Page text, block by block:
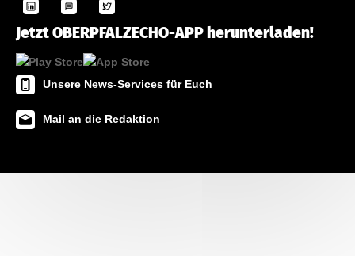
Jetzt OBERPFALZECHO-APP herunterladen!
Unsere News-Services für Euch
Mail an die Redaktion